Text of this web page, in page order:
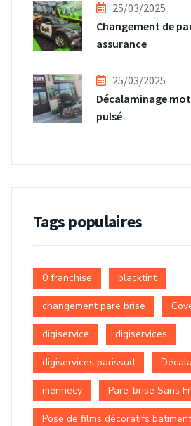
25/03/2025
Changement de
assurance
25/03/2025
Décalaminage
pulsé
Tags populaires
0 franchise blacktint
changement pare brise
digiservice digiservices
digiservices parissud
mennecy Pare-brise Sans
Pose de films décoratifs batiment